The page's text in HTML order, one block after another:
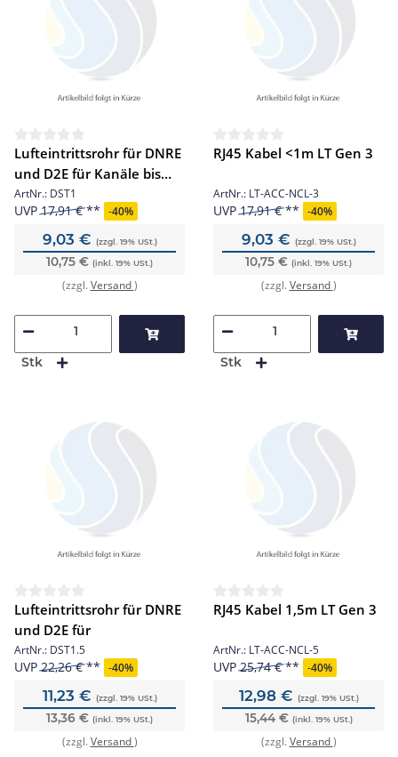
Lufteintrittsrohr für DNRE
und D2E für Kanäle bis
0,3m
ArtNr.: DST1
UVP17,91 € -40%
9,03 € (zzgl. 19% USt.)
10,75 € (inkl. 19% USt.)
(zzgl.Versand)
Stk
RJ45 Kabel <1m LT Gen 3
ArtNr.: LT-ACC-NCL-3
UVP17,91 € -40%
9,03 € (zzgl. 19% USt.)
10,75 € (inkl. 19% USt.)
(zzgl.Versand)
Stk
Lufteintrittsrohr für DNRE
und D2E für
ArtNr.: DST1.5
UVP22,26 € -40%
11,23 € (zzgl. 19% USt.)
13,36 € (inkl. 19% USt.)
(zzgl.Versand)
RJ45 Kabel 1,5m LT Gen 3
ArtNr.: LT-ACC-NCL-5
UVP25,74 € -40%
12,98 € (zzgl. 19% USt.)
15,44 € (inkl. 19% USt.)
(zzgl.Versand)